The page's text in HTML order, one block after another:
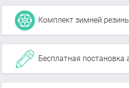
Комплект зимней
Бесплатная постановка